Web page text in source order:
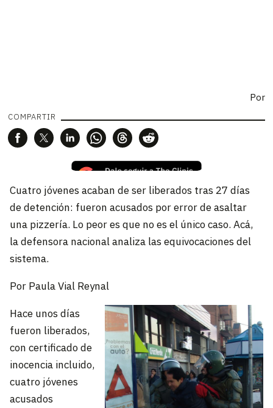
Por
COMPARTIR
Cuatro jóvenes acaban de ser liberados tras 27 días
de detención: fueron acusados por error de asaltar
una pizzería. Lo peor es que no es el único caso. Acá,
la defensora nacional analiza las equivocaciones del
sistema.
Por Paula Vial Reynal
Hace unos días
fueron liberados,
con certificado de
inocencia incluido,
cuatro jóvenes
acusados